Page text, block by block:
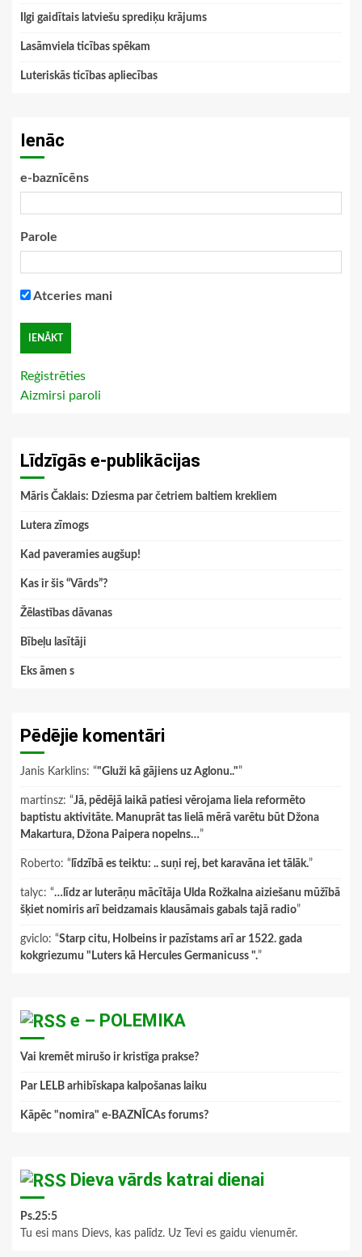
Ilgi gaidītais latviešu sprediķu krājums
Lasāmviela ticības spēkam
Luteriskās ticības apliecības
Ienāc
e-baznīcēns
Parole
Atceries mani
Reģistrēties
Aizmirsi paroli
Līdzīgās e-publikācijas
Māris Čaklais: Dziesma par četriem baltiem krekliem
Lutera zīmogs
Kad paveramies augšup!
Kas ir šis “Vārds”?
Žēlastības dāvanas
Bībeļu lasītāji
Eks āmen s
Pēdējie komentāri
Janis Karklins: “"Gluži kā gājiens uz Aglonu.."”
martinsz: “Jā, pēdējā laikā patiesi vērojama liela reformēto
baptistu aktivitāte. Manuprāt tas lielā mērā varētu būt Džona
Makartura, Džona Paipera nopelns…”
Roberto: “ līdzībā es teiktu: .. suņi rej, bet karavāna iet tālāk.”
talyc: “…līdz ar luterāņu mācītāja Ulda Rožkalna aiziešanu mūžībā
šķiet nomiris arī beidzamais klausāmais gabals tajā radio”
gviclo: “Starp citu, Holbeins ir pazīstams arī ar 1522. gada
kokgriezumu "Luters kā Hercules Germanicuss ".”
e – POLEMIKA
Vai kremēt mirušo ir kristīga prakse?
Par LELB arhibīskapa kalpošanas laiku
Kāpēc "nomira" e-BAZNĪCAs forums?
Dieva vārds katrai dienai
Ps.25:5
Tu esi mans Dievs, kas palīdz. Uz Tevi es gaidu vienumēr.